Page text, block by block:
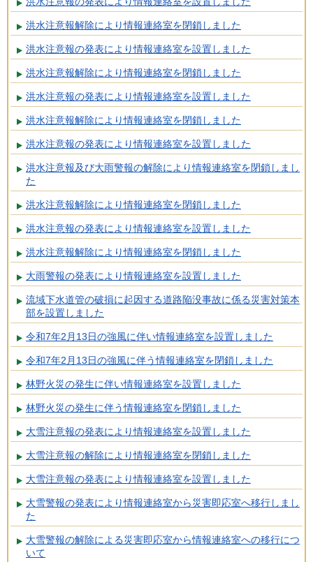
洪水注意報解除により情報連絡室を閉鎖しました
洪水注意報の発表により情報連絡室を設置しました
洪水注意報解除により情報連絡室を閉鎖しました
洪水注意報の発表により情報連絡室を設置しました
洪水注意報解除により情報連絡室を閉鎖しました
洪水注意報の発表により情報連絡室を設置しました
洪水注意報及び大雨警報の解除により情報連絡室を閉鎖しまし
た
洪水注意報解除により情報連絡室を閉鎖しました
洪水注意報の発表により情報連絡室を設置しました
洪水注意報解除により情報連絡室を閉鎖しました
大雨警報の発表により情報連絡室を設置しました
流域下水道管の破損に起因する道路陥没事故に係る災害対策本
部を設置しました
令和7年2月13日の強風に伴い情報連絡室を設置しました
令和7年2月13日の強風に伴う情報連絡室を閉鎖しました
林野火災の発生に伴い情報連絡室を設置しました
林野火災の発生に伴う情報連絡室を閉鎖しました
大雪注意報の発表により情報連絡室を設置しました
大雪注意報の解除により情報連絡室を閉鎖しました
大雪注意報の発表により情報連絡室を設置しました
大雪警報の発表により情報連絡室から災害即応室へ移行しまし
た
大雪警報の解除による災害即応室から情報連絡室への移行につ
いて